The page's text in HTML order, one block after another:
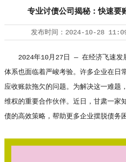
专业讨债公司揭秘：快速要
发布时间： 2024-10-28
2024年10月27日 — 在经济飞速发
体系也面临着严峻考验。许多企业在日
应收账款拖欠的问题。为解决这一难题
维权的重要合作伙伴。近日，甘肃一家
债的高效策略，帮助更多企业摆脱债务困